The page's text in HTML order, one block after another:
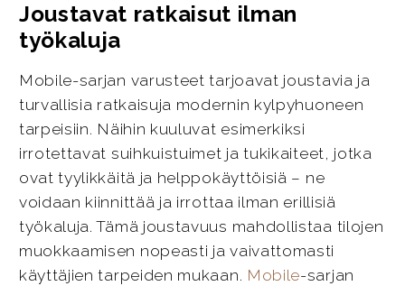
Joustavat ratkaisut ilman
työkaluja
Mobile-sarjan varusteet tarjoavat joustavia ja
turvallisia ratkaisuja modernin kylpyhuoneen
tarpeisiin. Näihin kuuluvat esimerkiksi
irrotettavat suihkuistuimet ja tukikaiteet, jotka
ovat tyylikkäitä ja helppokäyttöisiä – ne
voidaan kiinnittää ja irrottaa ilman erillisiä
työkaluja. Tämä joustavuus mahdollistaa tilojen
muokkaamisen nopeasti ja vaivattomasti
käyttäjien tarpeiden mukaan. Mobile-sarjan